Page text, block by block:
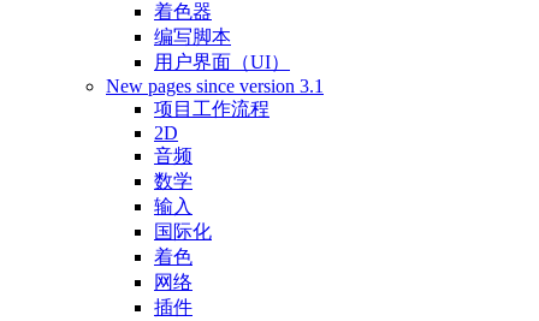
着色器
编写脚本
用户界面（UI）
New pages since version 3.1
项目工作流程
2D
音频
数学
输入
国际化
着色
网络
插件